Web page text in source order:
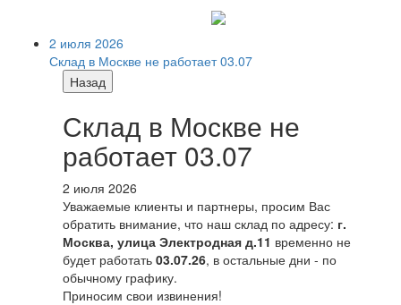
2 июля 2026
Склад в Москве не работает 03.07
Назад
Склад в Москве не
работает 03.07
2 июля 2026
Уважаемые клиенты и партнеры, просим Вас
обратить внимание, что наш склад по адресу: г.
Москва, улица Электродная д.11 временно не
будет работать 03.07.26, в остальные дни - по
обычному графику.
Приносим свои извинения!